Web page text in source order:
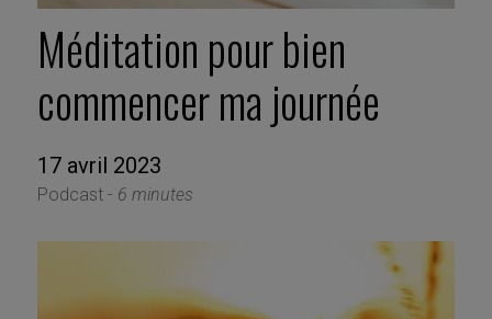
Méditation pour bien
commencer ma journée
17 avril 2023
Podcast - 6 minutes